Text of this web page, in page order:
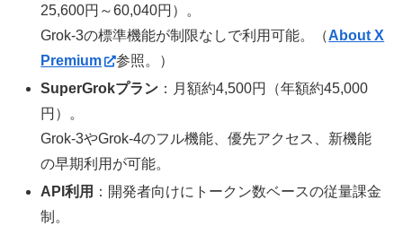
25,600円～60,040円）。
Grok-3の標準機能が制限なしで利用可能。（About X
Premium
参照。）
SuperGrokプラン ：月額約4,500円（年額約45,000
円）。
Grok-3やGrok-4のフル機能、優先アクセス、新機能
の早期利用が可能。
API利用 ：開発者向けにトークン数ベースの従量課金
制。